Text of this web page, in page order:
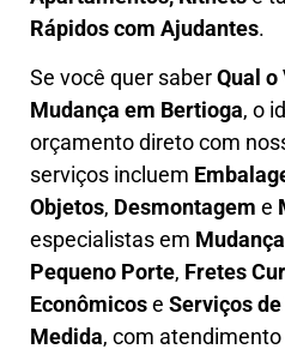
Rápidos com Ajudantes.
Se você quer saberQual o
Mudança em Bertioga, o
orçamento direto com
serviços incluem E
Objetos, Desmontagem e
especialistas em
Pequeno Porte, Fretes
Econômicose Serviços
Medida, com